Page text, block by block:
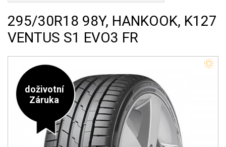
295/30R18 98Y, HANKOOK, K127
VENTUS S1 EVO3 FR
doživotní
Záruka